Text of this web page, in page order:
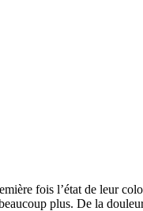
fois l’état de leur
plus. De la